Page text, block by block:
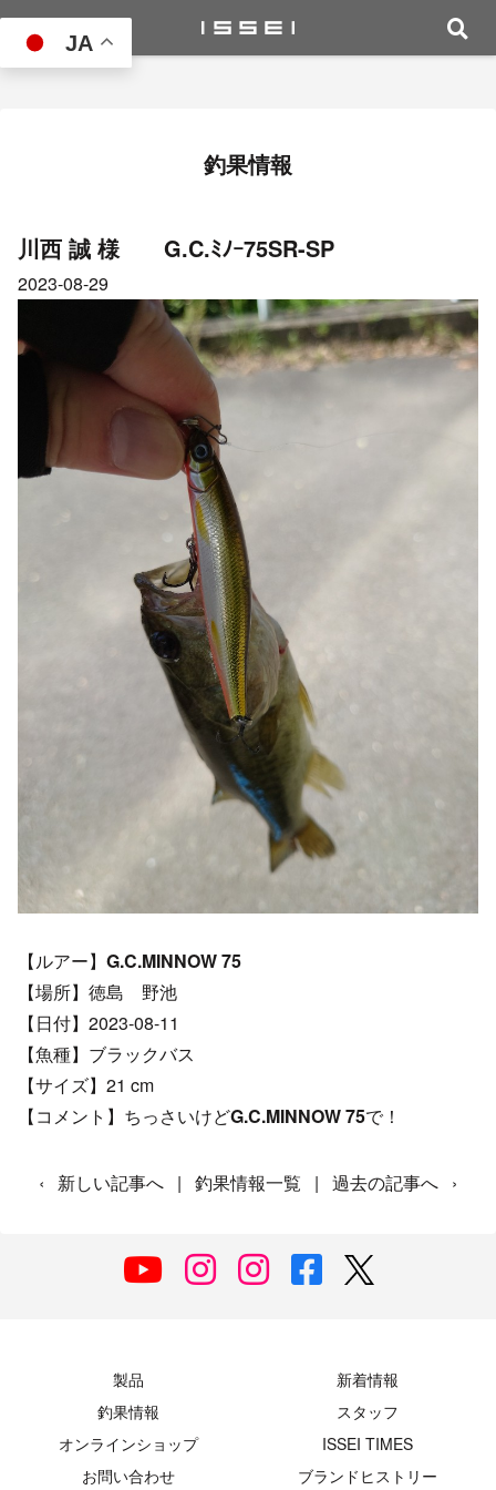
JA
釣果情報
川西 誠 様 G.C.ﾐﾉｰ75SR-SP
2023-08-29
【ルアー】 G.C.MINNOW 75
【場所】徳島 野池
【日付】2023-08-11
【魚種】ブラックバス
【サイズ】21 cm
【コメント】ちっさいけどG.C.MINNOW 75で！
‹ 新しい記事へ | 釣果情報一覧 | 過去の記事へ ›
製品
新着情報
釣果情報
スタッフ
オンラインショップ
ISSEI TIMES
お問い合わせ
ブランドヒストリー